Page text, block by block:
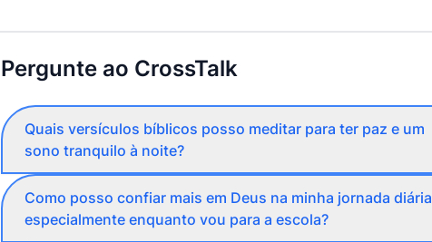
Pergunte ao CrossTalk
Quais versículos bíblicos posso meditar para ter paz e um
sono tranquilo à noite?
Como posso confiar mais em Deus na minha jornada
especialmente enquanto vou para a escola?